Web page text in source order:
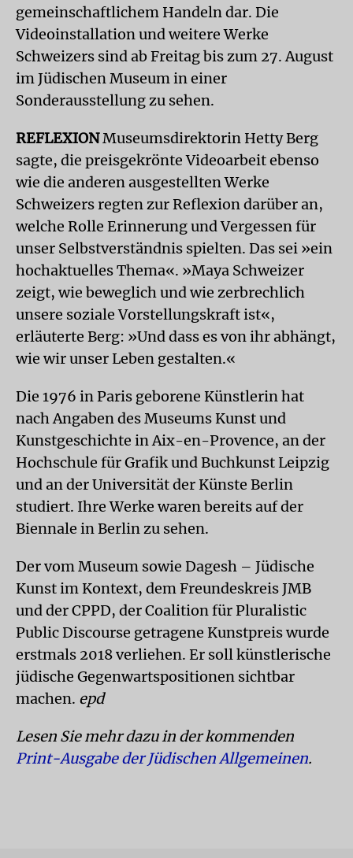
gemeinschaftlichem Handeln dar. Die
Videoinstallation und weitere Werke
Schweizers sind ab Freitag bis zum 27. August
im Jüdischen Museum in einer
Sonderausstellung zu sehen.
REFLEXIONMuseumsdirektorin Hetty Berg
sagte, die preisgekrönte Videoarbeit ebenso
wie die anderen ausgestellten Werke
Schweizers regten zur Reflexion darüber an,
welche Rolle Erinnerung und Vergessen für
unser Selbstverständnis spielten. Das sei »ein
hochaktuelles Thema«. »Maya Schweizer
zeigt, wie beweglich und wie zerbrechlich
unsere soziale Vorstellungskraft ist«,
erläuterte Berg: »Und dass es von ihr abhängt,
wie wir unser Leben gestalten.«
Die 1976 in Paris geborene Künstlerin hat
nach Angaben des Museums Kunst und
Kunstgeschichte in Aix-en-Provence, an der
Hochschule für Grafik und Buchkunst Leipzig
und an der Universität der Künste Berlin
studiert. Ihre Werke waren bereits auf der
Biennale in Berlin zu sehen.
Der vom Museum sowie Dagesh – Jüdische
Kunst im Kontext, dem Freundeskreis JMB
und der CPPD, der Coalition für Pluralistic
Public Discourse getragene Kunstpreis wurde
erstmals 2018 verliehen. Er soll künstlerische
jüdische Gegenwartspositionen sichtbar
machen. epd
Lesen Sie mehr dazu in der kommenden
Print-Ausgabe der Jüdischen Allgemeinen.